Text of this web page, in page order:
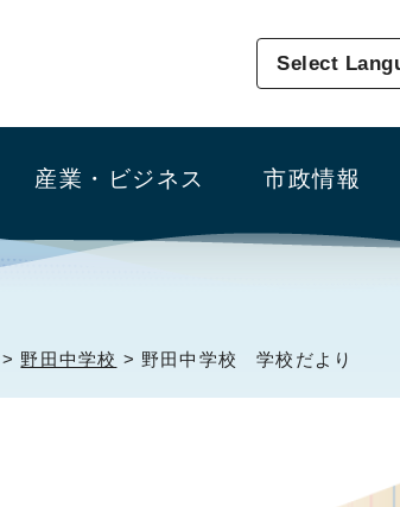
Select
産業・ビジネス 市政情報
> 野田中学校 > 野田中学校 学校だより